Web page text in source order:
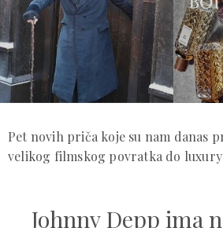
Pet novih priča koje su nam danas
velikog filmskog povratka do
Johnny Depp ima